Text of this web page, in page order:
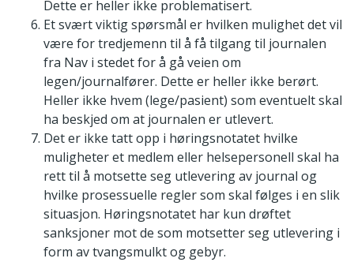
Dette er heller ikke problematisert.
Et svært viktig spørsmål er hvilken mulighet det vil
være for tredjemenn til å få tilgang til journalen
fra Nav i stedet for å gå veien om
legen/journalfører. Dette er heller ikke berørt.
Heller ikke hvem (lege/pasient) som eventuelt skal
ha beskjed om at journalen er utlevert.
Det er ikke tatt opp i høringsnotatet hvilke
muligheter et medlem eller helsepersonell skal ha
rett til å motsette seg utlevering av journal og
hvilke prosessuelle regler som skal følges i en slik
situasjon. Høringsnotatet har kun drøftet
sanksjoner mot de som motsetter seg utlevering i
form av tvangsmulkt og gebyr.